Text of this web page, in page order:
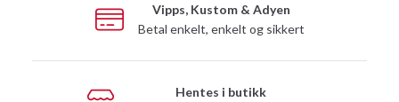
Vipps, Kustom & Adyen
Betal enkelt, enkelt og sikkert
Hentes i butikk